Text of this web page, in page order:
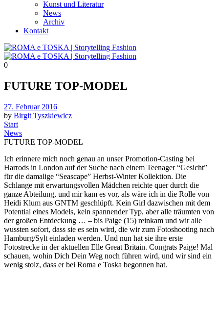
Kunst und Literatur
News
Archiv
Kontakt
0
FUTURE TOP-MODEL
Posted
on
27. Februar 2016
by Birgit Tyszkiewicz
Start
News
FUTURE TOP-MODEL
Ich erinnere mich noch genau an unser Promotion-Casting bei
Harrods in London auf der Suche nach einem Teenager “Gesicht”
für die damalige “Seascape” Herbst-Winter Kollektion. Die
Schlange mit erwartungsvollen Mädchen reichte quer durch die
ganze Abteilung, und mir kam es vor, als wäre ich in die Rolle von
Heidi Klum aus GNTM geschlüpft. Kein Girl dazwischen mit dem
Potential eines Models, kein spannender Typ, aber alle träumten von
der großen Entdeckung … – bis Paige (15) reinkam und wir alle
wussten sofort, dass sie es sein wird, die wir zum Fotoshooting nach
Hamburg/Sylt einladen werden. Und nun hat sie ihre erste
Fotostrecke in der aktuellen Elle Great Britain. Congrats Paige! Mal
schauen, wohin Dich Dein Weg noch führen wird, und wir sind ein
wenig stolz, dass er bei Roma e Toska begonnen hat.